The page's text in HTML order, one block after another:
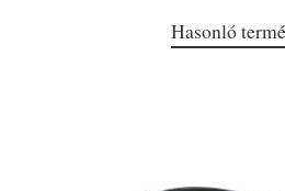
Hasonló